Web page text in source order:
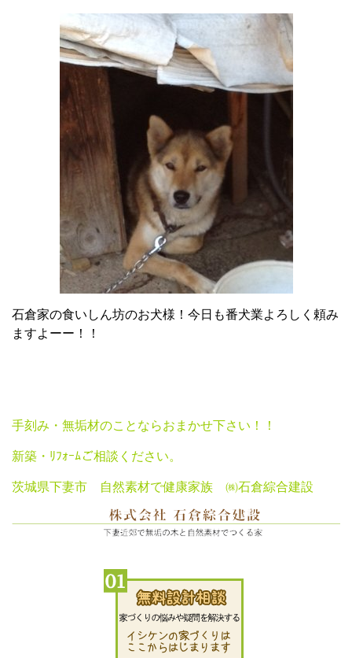
石倉家の食いしん坊のお犬様！今日も番犬業よろしく頼み
ますよーー！！
手刻み・無垢材のことならおまかせ下さい！！
新築・ﾘﾌｫｰﾑご相談ください。
茨城県下妻市 自然素材で健康家族 ㈱石倉綜合建設